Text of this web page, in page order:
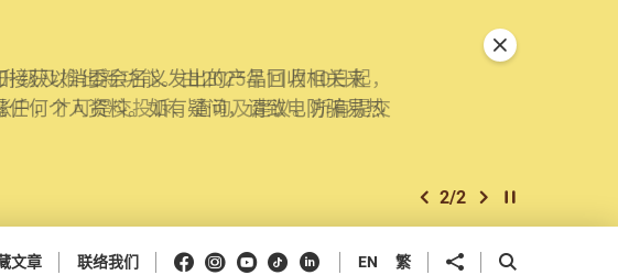
及推出新功能。由2025年11月10日起，
，才可提交投诉、查询及建议。所有提交
上一个
2/2 下一个开始/暂停幻灯
关闭特別通告
文章 联络我们 Facebook
Instagram
Youtube
抖音领英 EN 繁 分享到 开启搜寻框